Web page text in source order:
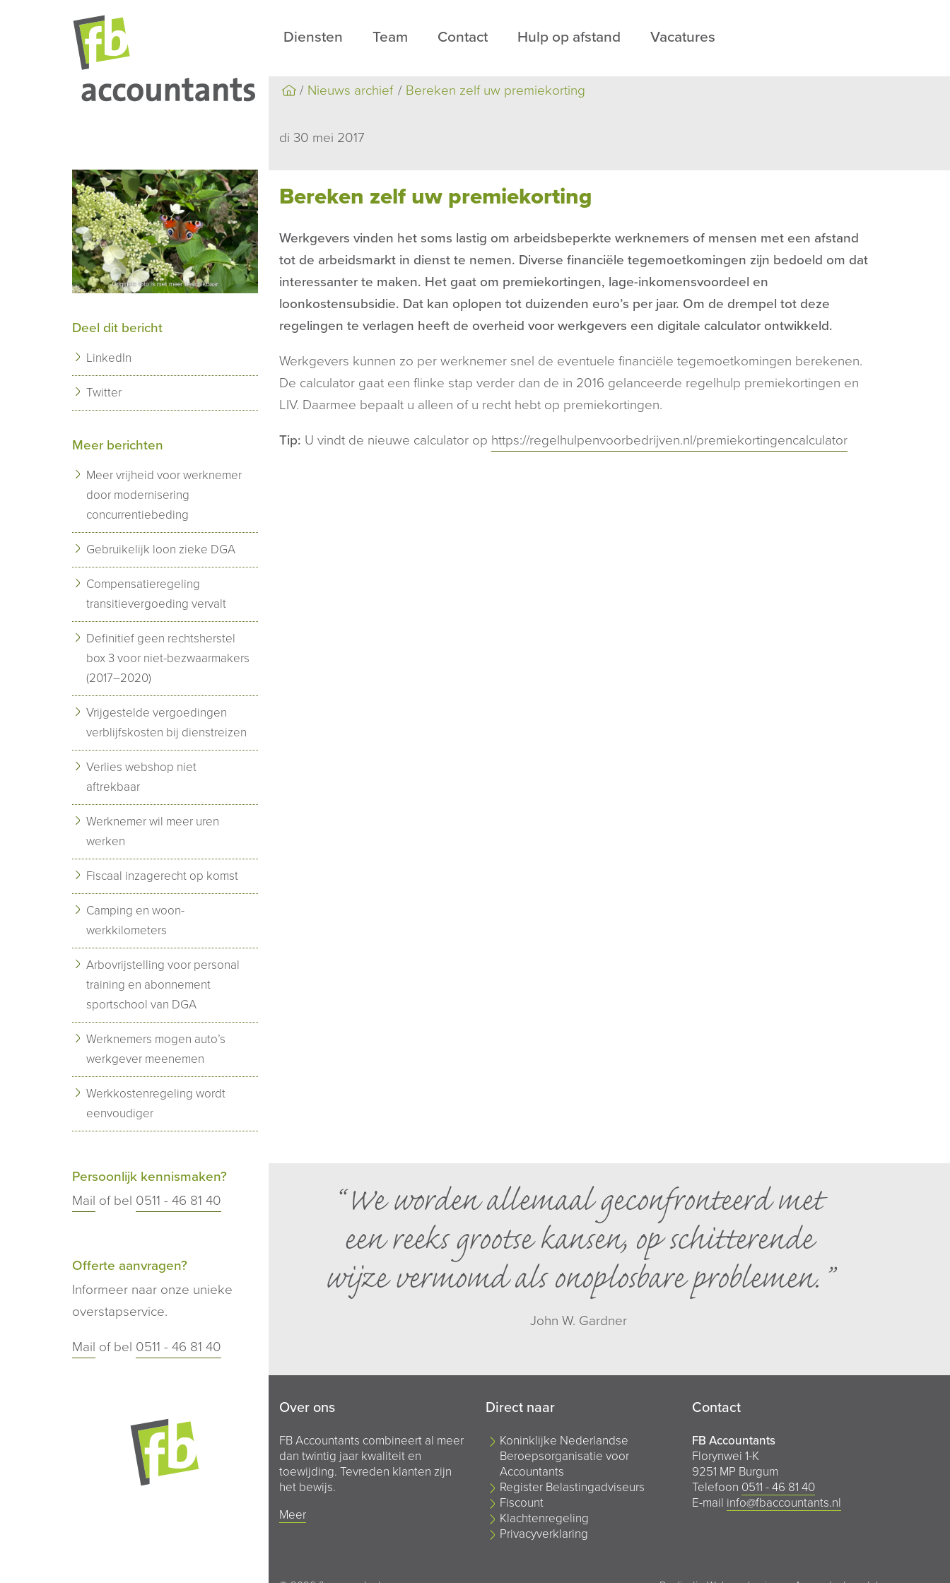
Diensten Team Contact Hulp op afstand Vacatures
Nieuws archief Bereken zelf uw premiekorting
di 30 mei 2017
Bereken zelf uw premiekorting
Werkgevers vinden het soms lastig om arbeidsbeperkte werknemers of mensen met een afstand
tot de arbeidsmarkt in dienst te nemen. Diverse financiële tegemoetkomingen zijn bedoeld om dat
interessanter te maken. Het gaat om premiekortingen, lage-inkomensvoordeel en
loonkostensubsidie. Dat kan oplopen tot duizenden euro’s per jaar. Om de drempel tot deze
regelingen te verlagen heeft de overheid voor werkgevers een digitale calculator ontwikkeld.
Werkgevers kunnen zo per werknemer snel de eventuele financiële tegemoetkomingen berekenen.
De calculator gaat een flinke stap verder dan de in 2016 gelanceerde regelhulp premiekortingen en
LIV. Daarmee bepaalt u alleen of u recht hebt op premiekortingen.
Tip: U vindt de nieuwe calculator op https://regelhulpenvoorbedrijven.nl/premiekortingencalculator
Deel dit bericht
LinkedIn
Twitter
Meer berichten
Meer vrijheid voor werknemer
door modernisering
concurrentiebeding
Gebruikelijk loon zieke DGA
Compensatieregeling
transitievergoeding vervalt
Definitief geen rechtsherstel
box 3 voor niet-bezwaarmakers
(2017–2020)
Vrijgestelde vergoedingen
verblijfskosten bij dienstreizen
Verlies webshop niet
aftrekbaar
Werknemer wil meer uren
werken
Fiscaal inzagerecht op komst
Camping en woon-
werkkilometers
Arbovrijstelling voor personal
training en abonnement
sportschool van DGA
Werknemers mogen auto’s
werkgever meenemen
Werkkostenregeling wordt
eenvoudiger
Persoonlijk kennismaken?
Mail of bel 0511 - 46 81 40
Offerte aanvragen?
Informeer naar onze unieke
overstapservice.
Mail of bel 0511 - 46 81 40
We worden allemaal geconfronteerd met
een reeks grootse kansen, op schitterende
wijze vermomd als onoplosbare problemen.
John W. Gardner
Over ons
FB Accountants combineert al meer
dan twintig jaar kwaliteit en
toewijding. Tevreden klanten zijn
het bewijs.
Meer
Direct naar
Koninklijke Nederlandse
Beroepsorganisatie voor
Accountants
Register Belastingadviseurs
Fiscount
Klachtenregeling
Privacyverklaring
Contact
FB Accountants
Florynwei 1-K
9251 MP Burgum
Telefoon 0511 - 46 81 40
E-mail info@fbaccountants.nl